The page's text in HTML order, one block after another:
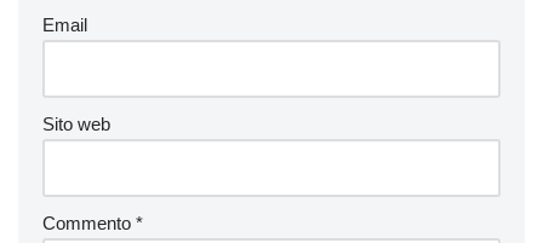
Email
Sito web
Commento *